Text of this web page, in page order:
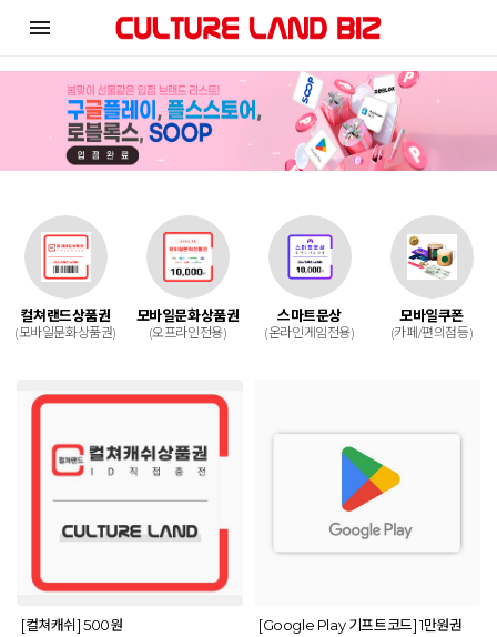
menu
컬쳐랜드상품권
(모바일문화상품권)
모바일문화상품권
(오프라인전용)
스마트문상
(온라인게임전용)
모바일쿠폰
(카페/편의점등)
[컬쳐캐쉬] 500원 [Google Play 기프트코드] 1만원권